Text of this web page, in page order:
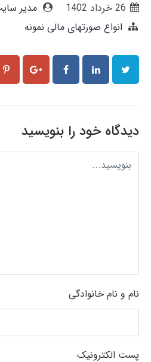
26 خرداد 1402
مدیر سایت
انواع صورتهای مالی نمونه
دیدگاه خود را بنویسید
نام و نام خانوادگی
پست الکترونیک